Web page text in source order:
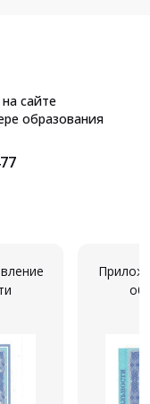
сайте
образования